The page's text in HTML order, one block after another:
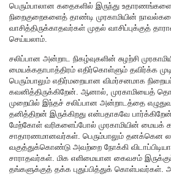
பெரும்பாலான கதைகளில் இருந்து உதாரணங்களைக்
நிறைகுறைகளைத் தாண்டி முரகாமியின்
வாசித்திருக்காதவர்கள் முதல் வாசிப்புக்குத்
செய்யலாம்.
சலிப்பான அன்றாட நிகழ்வுகளின் சுழற்சி
மையக்கதாபாத்திரம் எதிர்கொள்ளும் தவிர்க்க
பெரும்பாலும் எதிர்மறையான விமர்சனமாக
கவனித்திருக்கிறேன். ஆனால், முரகாமியைத்
முறையில் இந்தச் சலிப்பான அன்றாடத்தை
தனித்திறன் இருக்கிறது என்பதாகவே
மேற்கோள் வரிகளைப்போல் முரகாமியின் மையக்
சாதாரணமானவர்கள். பெரும்பாலும் தனக்கென
வகுத்துக்கொண்டு அவற்றை நோக்கி
சாராதவர்கள். மிக எளிமையான கைவசம்
தங்களுக்குத் தக்க புதுப்பித்துக் கொள்பவர்கள்.